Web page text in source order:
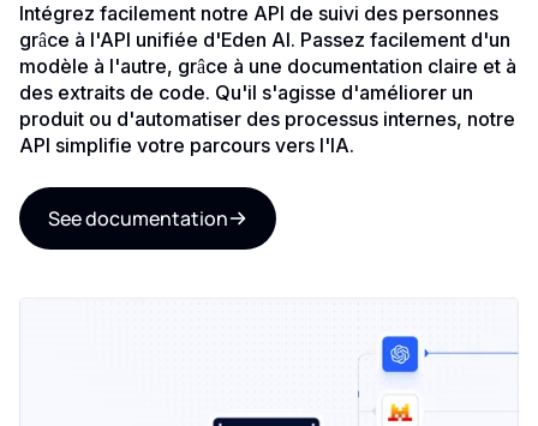
Intégrez facilement notre API de suivi des personnes
grâce à l'API unifiée d'Eden AI. Passez facilement d'un
modèle à l'autre, grâce à une documentation claire et à
des extraits de code. Qu'il s'agisse d'améliorer un
produit ou d'automatiser des processus internes, notre
API simplifie votre parcours vers l'IA.
See documentation